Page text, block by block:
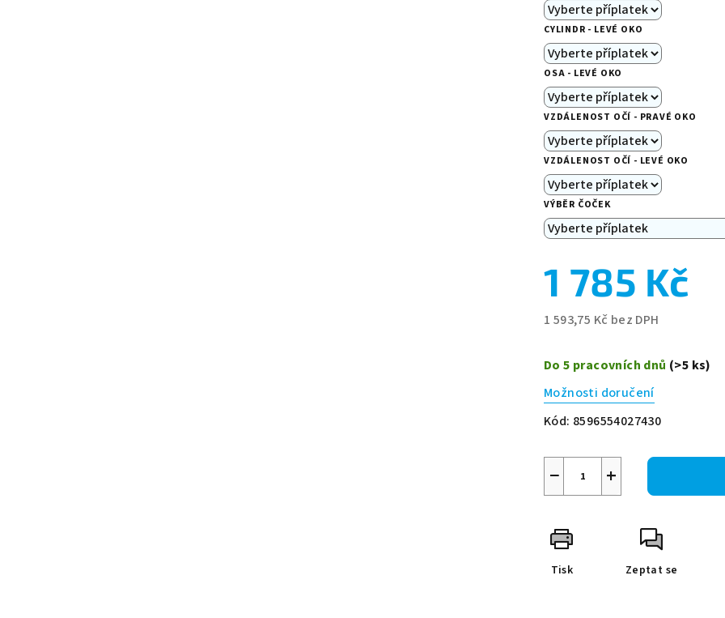
CYLINDR - LEVÉ OKO
OSA - LEVÉ OKO
VZDÁLENOST OČÍ - PRAVÉ OKO
VZDÁLENOST OČÍ - LEVÉ OKO
VÝBĚR ČOČEK
1 785 Kč
1 593,75 Kč bez DPH
cena:
Do 5 pracovních dnů (>5 ks)
Možnosti doručení
Kód: 8596554027430
+
−
Tisk Zeptat se